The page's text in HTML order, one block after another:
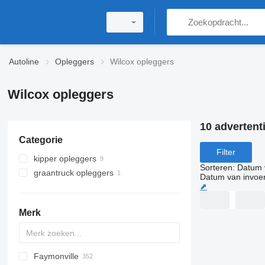
Autoline Opleggers Wilcox opleggers
Wilcox opleggers
Categorie
kipper opleggers
graantruck opleggers
Merk
S44315CHC
OKA
AS
SFCL
HTS
Agriliner
N-series
S-series
KIS
TRB
2 series
TSAA
ADR
CCS
CSD
SG
LVO
CT
EF
ADR
A-series
TXA
L-series
EM
19
ZDK
Faymonville
10
Filter
Sorteren: Datum
Datum van
⬈